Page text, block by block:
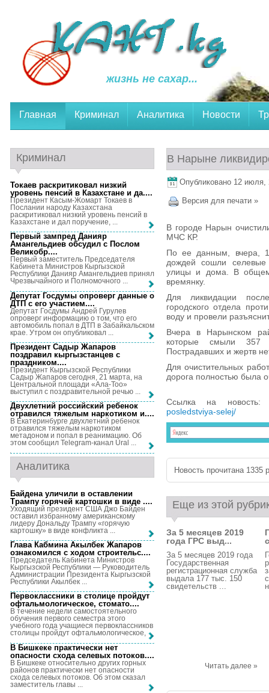
жизнь не сахар...
Главная Криминал Аналитика Новости
В Нарыне
Опубликовано 12 июля,
Версия для печати »
В городе Нарын
МЧС КР.
По ее данным, вчера,
дождей сошли селевые
улицы и дома. В
времянку.
Для ликвидации
городского отдела
воду и провели
Вчера в Нарынском
которые смыли 357
Пострадавших и жертв
Для очистительных
дорога полностью была
Ссылка на
posledstviya-selej/
Новость прочитана 1335
Еще из этой
За 5 месяцев 2019
года ГРС выд...
За 5 месяцев 2019 года
Государственная
регистрационная служба
выдала 177 тыс. 150
свидетельств ...
Читать далее »
Криминал
Токаев раскритиковал низкий
уровень пенсий в Казахстане и да....
Президент Касым-Жомарт Токаев в
Послании народу Казахстана
раскритиковал низкий уровень пенсий в
Казахстане и дал поручение, ...
Первый зампред Данияр
Амангельдиев обсудил с Послом
Великобр....
Первый заместитель Председателя
Кабинета Министров Кыргызской
Республики Данияр Амангельдиев принял
Чрезвычайного и Полномочного ...
Депутат Госдумы опроверг данные о
ДТП с его участием....
Депутат Госдумы Андрей Гурулев
опроверг информацию о том, что его
автомобиль попал в ДТП в Забайкальском
крае. Утром он опубликовал ...
Президент Садыр Жапаров
поздравил кыргызстанцев с
праздником....
Президент Кыргызской Республики
Садыр Жапаров сегодня, 21 марта, на
Центральной площади «Ала-Тоо»
выступил с поздравительной речью ...
Двухлетний российский ребенок
отравился тяжелым наркотиком и....
В Екатеринбурге двухлетний ребенок
отравился тяжелым наркотиком
метадоном и попал в реанимацию. Об
этом сообщил Telegram-канал Ural ...
Аналитика
Байдена уличили в оставлении
Трампу горячей картошки в виде ....
Уходящий президент США Джо Байден
оставил избранному американскому
лидеру Дональду Трампу «горячую
картошку» в виде конфликта ...
Глава Кабмина Акылбек Жапаров
ознакомился с ходом строительс....
Председатель Кабинета Министров
Кыргызской Республики — Руководитель
Администрации Президента Кыргызской
Республики Акылбек ...
Первоклассники в столице пройдут
офтальмологическое, стомато....
В течение недели самостоятельного
обучения первого семестра этого
учебного года учащиеся первоклассников
столицы пройдут офтальмологическое, ...
В Бишкеке практически нет
опасности схода селевых потоков....
В Бишкеке относительно других горных
районов практически нет опасности
схода селевых потоков. Об этом сказал
заместитель главы ...